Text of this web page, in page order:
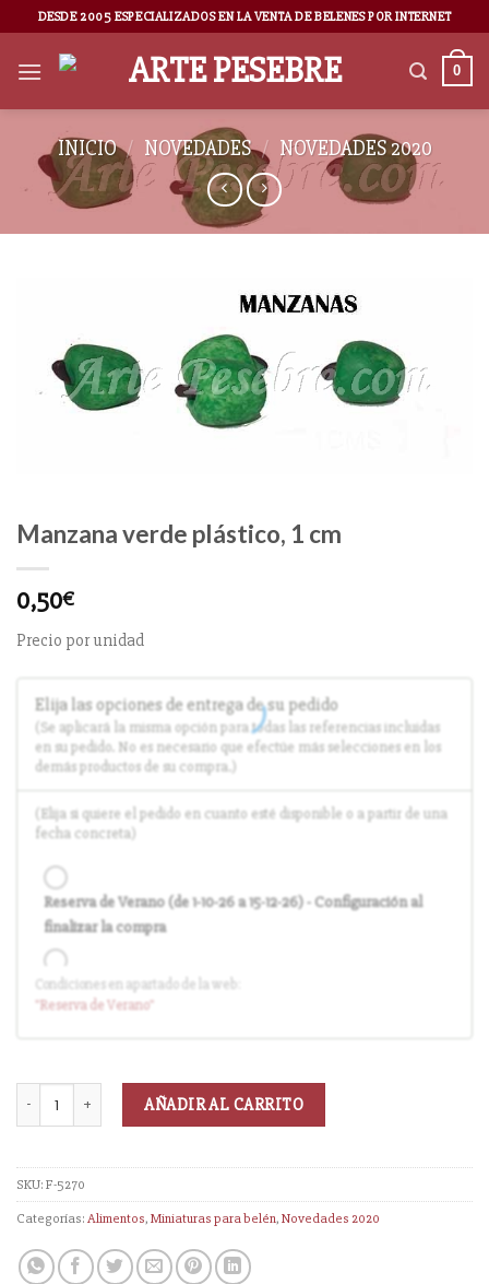
DESDE 2005 ESPECIALIZADOS EN LA VENTA DE BELENES POR INTERNET
0
INICIO / NOVEDADES / NOVEDADES 2020
Manzana verde plástico, 1 cm
0,50€
Precio por unidad
Elija las opciones de entrega de su pedido
(Se aplicará la misma opción para todas las referencias incluidas
en su pedido. No es necesario que efectúe más selecciones en los
demás productos de su compra.)
(Elija si quiere el pedido en cuanto esté disponible o a partir de una
fecha concreta)
Reserva de Verano (de 1-10-26 a 15-12-26) - Configuración al
finalizar la compra
Entrega en cuanto el pedido esté disponible (sin descuento)
Condiciones en apartado de la web:
"Reservade Verano"
AÑADIR AL CARRITO
SKU:F-5270
Categorías:Alimentos,Miniaturas para belén,Novedades 2020